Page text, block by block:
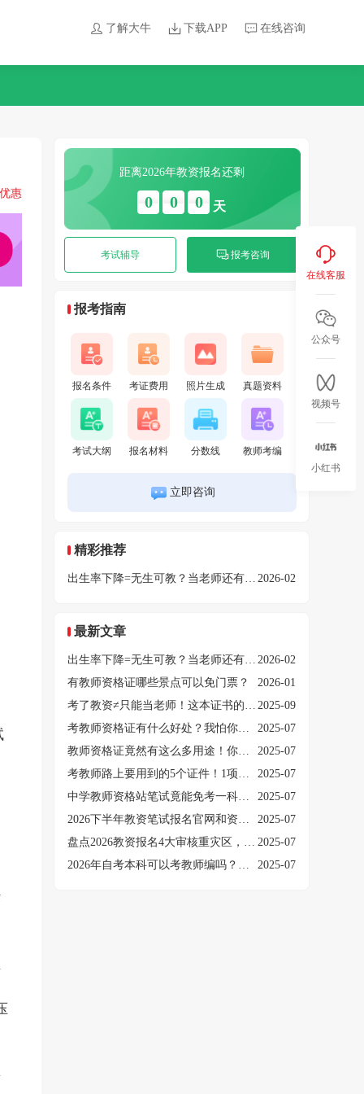
了解大牛 下载APP 在线咨询
惠
距离2026年教资报名还剩
0 0 0 天
考试辅导 报考咨询
报考指南
报名条件 考证费用 照片生成 真题资料
考试大纲 报名材料 分数线 教师考编
立即咨询
精彩推荐
出生率下降=无生可教？当老师还有前途吗 2026-02
最新文章
出生率下降=无生可教？当老师还有前途吗 2026-02
有教师资格证哪些景点可以免门票？
2026-01
考了教资≠只能当老师！这本证书的N个隐藏用途，你知道几个？ 2025-09
考教师资格证有什么好处？我怕你会后悔！
2025-07
教师资格证竟然有这么多用途！你还不知道？
2025-07
考教师路上要用到的5个证件！1项丢失后无法补办！
2025-07
中学教师资格站笔试竟能免考一科？这6大“新增学科”了解一下！
2025-07
2026下半年教资笔试报名官网和资格！同学们遇到了哪些问题→
2025-07
盘点2026教资报名4大审核重灾区，缺少这项资料直接再等半年！ 2025-07
2026年自考本科可以考教师编吗？想当老师的看过来
2025-07
在线客服
公众号
视频号
小红书